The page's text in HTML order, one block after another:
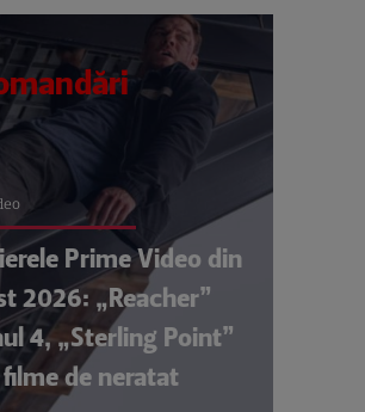
Prime Video din
2026: „Reacher”
4, „Sterling Point”
de neratat